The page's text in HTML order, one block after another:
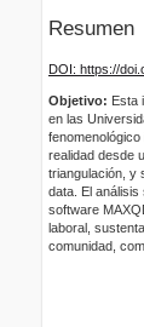
Resumen
DOI: https://
Objetivo: Esta
en las
realidad desde
triangulación, y
data. El
software
laboral,
comunidad,